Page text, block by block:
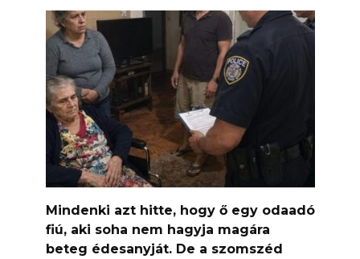
Mindenki azt hitte, hogy ő egy odaadó
fiú, aki soha nem hagyja magára
beteg édesanyját. De a szomszéd